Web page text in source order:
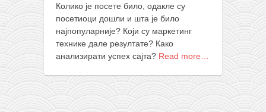
азбуки и књиге
Окинава карате
најновије на блогу
историја каратеа
бубиши
Колико је посете било, одакле су
посетиоци дошли и шта је било
најпопуларније? Који су маркетинг
технике дале резултате? Како
анализирати успех сајта? Read more…